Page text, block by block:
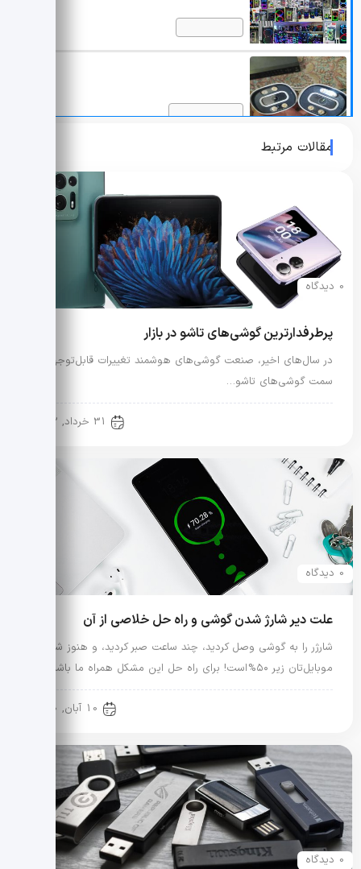
مقالات مرتبط
0 دیدگاه
پرطرفدارترین گوشی‌های تاشو در بازار
در سال‌های اخیر، صنعت گوشی‌های هوشمند تغییرات قابل‌توجهی به
سمت گوشی‌های تاشو…
31 خرداد, 1402
0 دیدگاه
علت دیر شارژ شدن گوشی و راه حل خلاصی از آن
شارژر را به گوشی وصل کردید، چند ساعت صبر کردید، و هنوز شارژ
موبایل‌تان زیر ۵۰% است! برای راه حل این مشکل همراه ما باشید
10 آبان, 1400
0 دیدگاه